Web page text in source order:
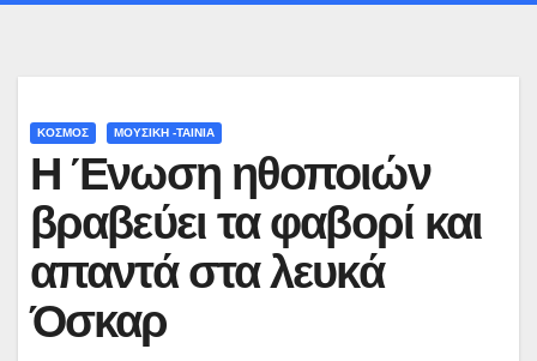
ΚΟΣΜΟΣ ΜΟΥΣΙΚΗ -ΤΑΙΝΙΑ
Η Ένωση ηθοποιών
βραβεύει τα φαβορί και
απαντά στα λευκά
Όσκαρ